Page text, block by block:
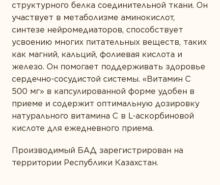
Спорт и фитнес
ТИПЫ ПРОДУКТА
Белки и аминокислоты
Витамины
Жирные кислоты
Комплексы
Коэнзим
Минералы
Пробиотики
структурного белка соединительной ткани. Он
участвует в метаболизме аминокислот,
синтезе нейромедиаторов, способствует
усвоению многих питательных веществ, таких
как магний, кальций, фолиевая кислота и
железо. Он помогает поддерживать здоровье
сердечно-сосудистой системы. «Витамин С
500 мг» в капсулированной форме удобен в
приеме и содержит оптимальную дозировку
натурального витамина С в L-аскорбиновой
кислоте для ежедневного приема.
Производимый БАД зарегистрирован на
территории Республики Казахстан.
ВАШ ГОРОД *
Вы соглашаетесь сПолитикой
конфиденциальностии даете согласие на
сбор и обработку персональных данных.